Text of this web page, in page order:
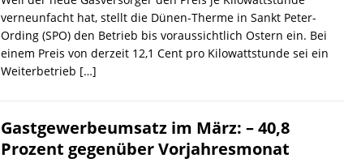
verneunfacht hat, stellt die Dünen-Therme in Sankt Peter-
Ording (SPO) den Betrieb bis voraussichtlich Ostern ein. Bei
einem Preis von derzeit 12,1 Cent pro Kilowattstunde sei ein
Weiterbetrieb […]
Gastgewerbeumsatz im März: – 40,8
Prozent gegenüber Vorjahresmonat